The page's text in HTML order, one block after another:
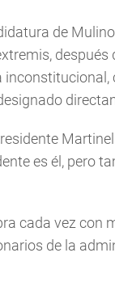
de
después
es él, pero
cada vez con
de la